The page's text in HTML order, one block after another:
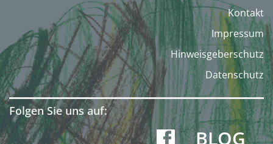
Kontakt
Impressum
Hinweisgeberschutz
Datenschutz
Folgen Sie uns auf:
BLOG